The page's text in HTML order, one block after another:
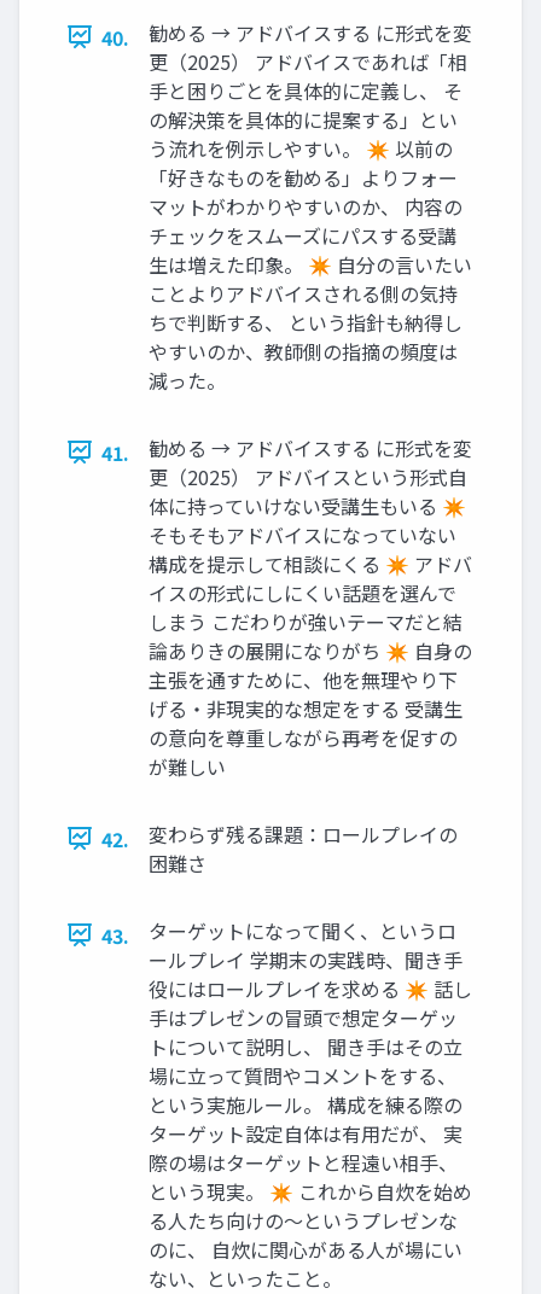
40.
勧める → アドバイスする に形式を変
更（2025） アドバイスであれば「相
手と困りごとを具体的に定義し、 そ
の解決策を具体的に提案する」とい
う流れを例示しやすい。 ✴ 以前の
「好きなものを勧める」よりフォー
マットがわかりやすいのか、 内容の
チェックをスムーズにパスする受講
生は増えた印象。 ✴ 自分の言いたい
ことよりアドバイスされる側の気持
ちで判断する、 という指針も納得し
やすいのか、教師側の指摘の頻度は
減った。
41.
勧める → アドバイスする に形式を変
更（2025） アドバイスという形式自
体に持っていけない受講生もいる ✴
そもそもアドバイスになっていない
構成を提示して相談にくる ✴ アドバ
イスの形式にしにくい話題を選んで
しまう こだわりが強いテーマだと結
論ありきの展開になりがち ✴ 自身の
主張を通すために、他を無理やり下
げる・非現実的な想定をする 受講生
の意向を尊重しながら再考を促すの
が難しい
42.
変わらず残る課題：ロールプレイの
困難さ
43.
ターゲットになって聞く、というロ
ールプレイ 学期末の実践時、聞き手
役にはロールプレイを求める ✴ 話し
手はプレゼンの冒頭で想定ターゲッ
トについて説明し、 聞き手はその立
場に立って質問やコメントをする、
という実施ルール。 構成を練る際の
ターゲット設定自体は有用だが、 実
際の場はターゲットと程遠い相手、
という現実。 ✴ これから自炊を始め
る人たち向けの〜というプレゼンな
のに、 自炊に関心がある人が場にい
ない、といったこと。